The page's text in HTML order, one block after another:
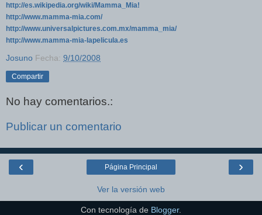
http://es.wikipedia.org/wiki/Mamma_Mia!
http://www.mamma-mia.com/
http://www.universalpictures.com.mx/mamma_mia/
http://www.mamma-mia-lapelicula.es
Josuno Fecha: 9/10/2008
Compartir
No hay comentarios.:
Publicar un comentario
‹ ›
Página Principal
Ver la versión web
Con tecnología de Blogger.